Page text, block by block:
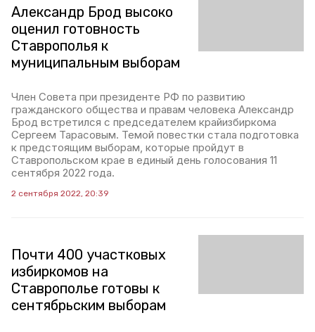
Александр Брод высоко
оценил готовность
Ставрополья к
муниципальным выборам
Член Совета при президенте РФ по развитию
гражданского общества и правам человека Александр
Брод встретился с председателем крайизбиркома
Сергеем Тарасовым. Темой повестки стала подготовка
к предстоящим выборам, которые пройдут в
Ставропольском крае в единый день голосования 11
сентября 2022 года.
2 сентября 2022, 20:39
Почти 400 участковых
избиркомов на
Ставрополье готовы к
сентябрьским выборам